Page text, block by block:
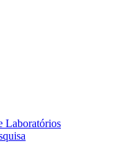
Laboratórios